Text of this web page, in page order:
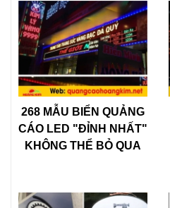
268 MẪU BIỂN QUẢNG
CÁO LED "ĐỈNH NHẤT"
KHÔNG THỂ BỎ QUA